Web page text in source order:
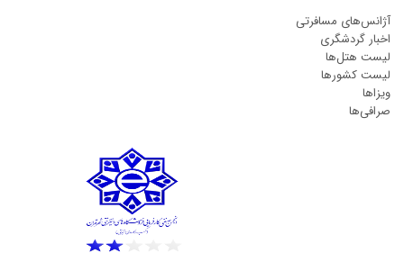
آژانس‌های مسافرتی
اخبار گردشگری
لیست هتل‌ها
لیست کشورها
ویزاها
صرافی‌ها